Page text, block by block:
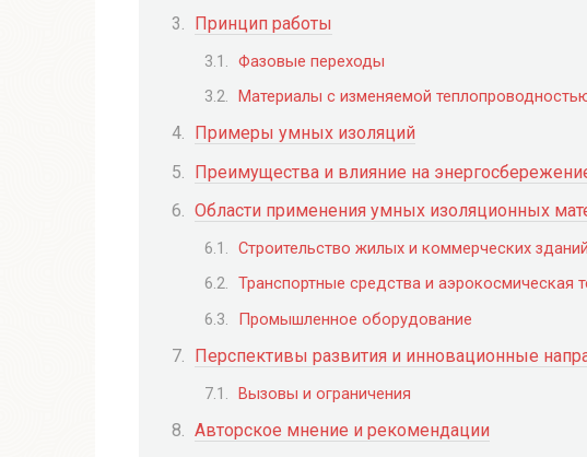
Принцип работы
Фазовые переходы
Материалы с изменяемой
Примеры умных изоляций
Преимущества и влияние на
Области применения умных изоляционных
Строительство жилых и коммерческих зданий
Транспортные средства и аэрокосмическая
Промышленное оборудование
Перспективы развития и инновационные
Вызовы и ограничения
Авторское мнение и рекомендации